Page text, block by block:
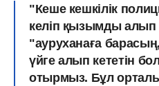
"Кеше кешкілік
келіп қызымды алып
"ауруханаға
үйге алып кететін
отырмыз. Бұл